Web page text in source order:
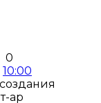
0
10:00